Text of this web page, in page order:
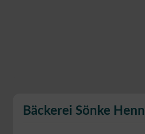
Bäckerei Sönke